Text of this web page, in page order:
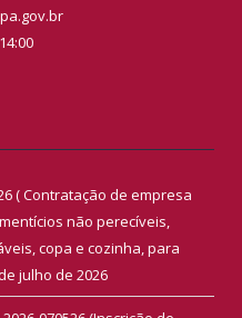
( Contratação de empresa
não perecíveis,
copa e cozinha, para
julho de 2026